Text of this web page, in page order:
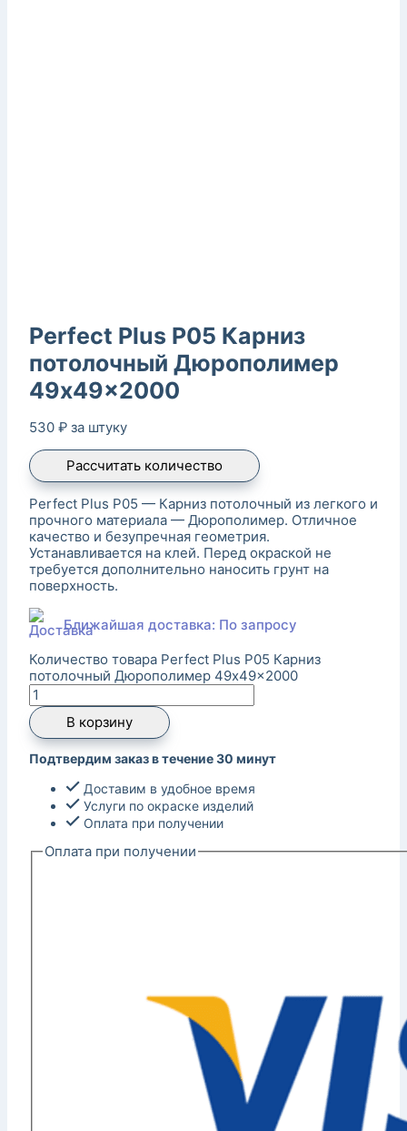
Perfect Plus P05 Карниз
потолочный Дюрополимер
49x49x2000
530 ₽ за штуку
Рассчитать количество
Perfect Plus P05 — Карниз потолочный из легкого и
прочного материала — Дюрополимер. Отличное
качество и безупречная геометрия.
Устанавливается на клей. Перед окраской не
требуется дополнительно наносить грунт на
поверхность.
Ближайшая доставка: По запросу
Количество товара Perfect Plus P05 Карниз
потолочный Дюрополимер 49x49x2000
В корзину
Подтвердим заказ в течение 30 минут
Доставим в удобное время
Услуги по окраске изделий
Оплата при получении
Оплата при получении